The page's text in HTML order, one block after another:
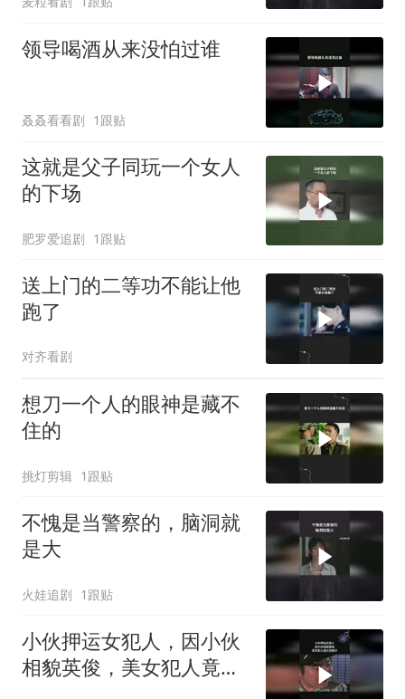
领导喝酒从来没怕过谁
叒叒看看剧 1跟贴
这就是父子同玩一个女人
的下场
肥罗爱追剧 1跟贴
送上门的二等功不能让他
跑了
对齐看剧
想刀一个人的眼神是藏不
住的
挑灯剪辑 1跟贴
不愧是当警察的，脑洞就
是大
火娃追剧 1跟贴
小伙押运女犯人，因小伙
相貌英俊，美女犯人竟以